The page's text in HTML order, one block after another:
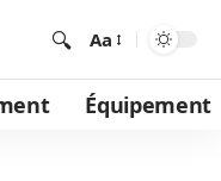
Aa
Équipement